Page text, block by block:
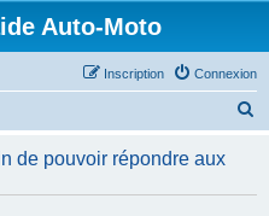
Auto-Moto
Connexion
Inscription
h
de pouvoir répondre aux